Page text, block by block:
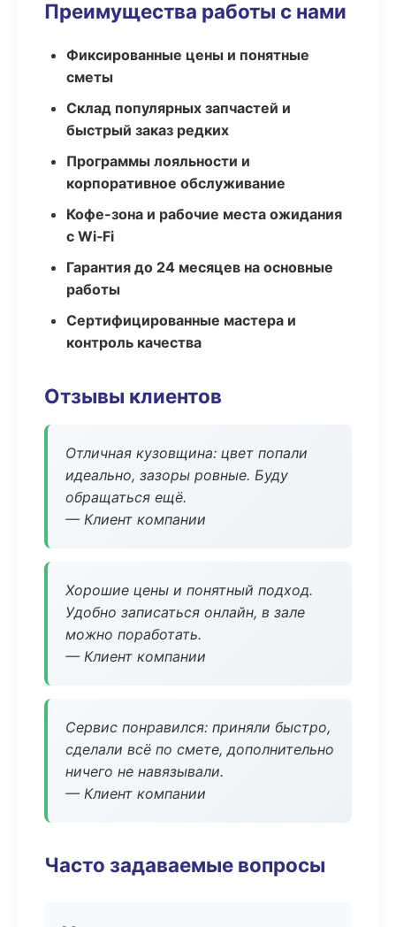
Преимущества работы с нами
Фиксированные цены и понятные
сметы
Склад популярных запчастей и
быстрый заказ редких
Программы лояльности и
корпоративное обслуживание
Кофе-зона и рабочие места ожидания
с Wi‑Fi
Гарантия до 24 месяцев на основные
работы
Сертифицированные мастера и
контроль качества
Отзывы клиентов
Отличная кузовщина: цвет попали
идеально, зазоры ровные. Буду
обращаться ещё.
— Клиент компании
Хорошие цены и понятный подход.
Удобно записаться онлайн, в зале
можно поработать.
— Клиент компании
Сервис понравился: приняли быстро,
сделали всё по смете, дополнительно
ничего не навязывали.
— Клиент компании
Часто задаваемые вопросы